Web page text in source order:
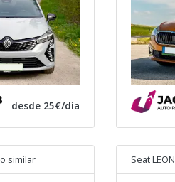
desde 25€/día
o similar Seat LEON